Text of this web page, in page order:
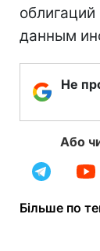
данным
Не
Або
Більше по